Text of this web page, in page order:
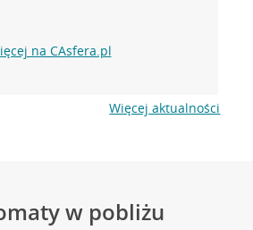
na CAsfera.pl
Więcej aktualności
w pobliżu